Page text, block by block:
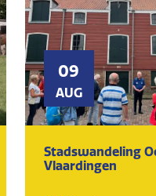
09
AUG
Stadswandeling
Vlaardingen